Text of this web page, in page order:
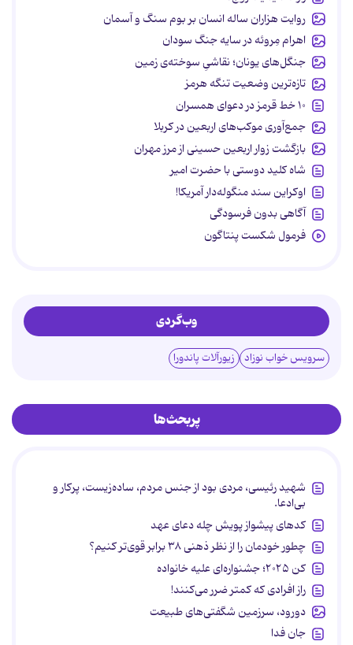
روایت هزاران ساله انسان بر بوم سنگ و آسمان
اهرام مِروئه در سایه جنگ سودان
جنگل‌های یونان؛ نقاشیِ سوخته‌ی زمین
تازه‌ترین وضعیت تنگه هرمز
۱۰ خط قرمز در دعوای همسران
جمع‌آوری موکب‌های اربعین در کربلا
بازگشت زوار اربعین حسینی از مرز مهران
شاه کلید دوستی با حضرت امیر
اوکراین سند منگوله‌دار آمریکا!
آگاهی بدون فرسودگی
فرمول شکست پنتاگون
وب‌گردی
سرویس خواب نوزاد زیورآلات پاندورا
پربحث‌ها
شهید رئیسی، مردی بود از جنس مردم، ساده‌زیست، پرکار و
بی‌ادعا.
کدهای پیشواز پویش چله دعای عهد
چطور خودمان را از نظر ذهنی ۳۸ برابر قوی‌تر کنیم؟
کن ۲۰۲۵؛ جشنواره‌ای علیه خانواده
راز افرادی که کمتر ضرر می‌کنند!
دورود، سرزمین شگفتی‌های طبیعت
جان فدا